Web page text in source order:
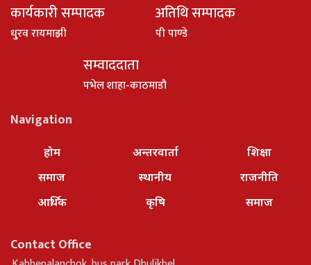
कार्यकारी सम्पादक
धु्रव रायमाझी
अतिथि सम्पादक
पी पाण्डे
सम्वाददाता
पभेल शाहा-काठमाडौ
Navigation
होम
समाज
आर्थिक
अन्तरवार्ता
स्थानीय
कृषि
शिक्षा
राजनीति
समाज
Contact Office